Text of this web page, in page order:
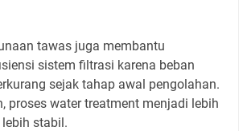
tawas juga membantu
sistem filtrasi karena beban
sejak tahap awal pengolahan.
proses water treatment menjadi lebih
stabil.